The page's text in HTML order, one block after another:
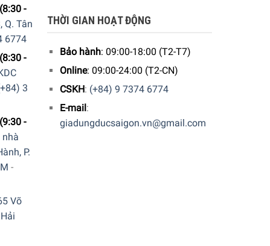
-
Q. Tân
6774
-
3
-
nhà
P.
-
Võ
THỜI GIAN HOẠT ĐỘNG
Bảo hành: 09:00-18:00 (T2-T7)
Online: 09:00-24:00 (T2-CN)
CSKH: (+84) 9 7374 6774
E-mail :
giadungducsaigon.vn@gmail.com